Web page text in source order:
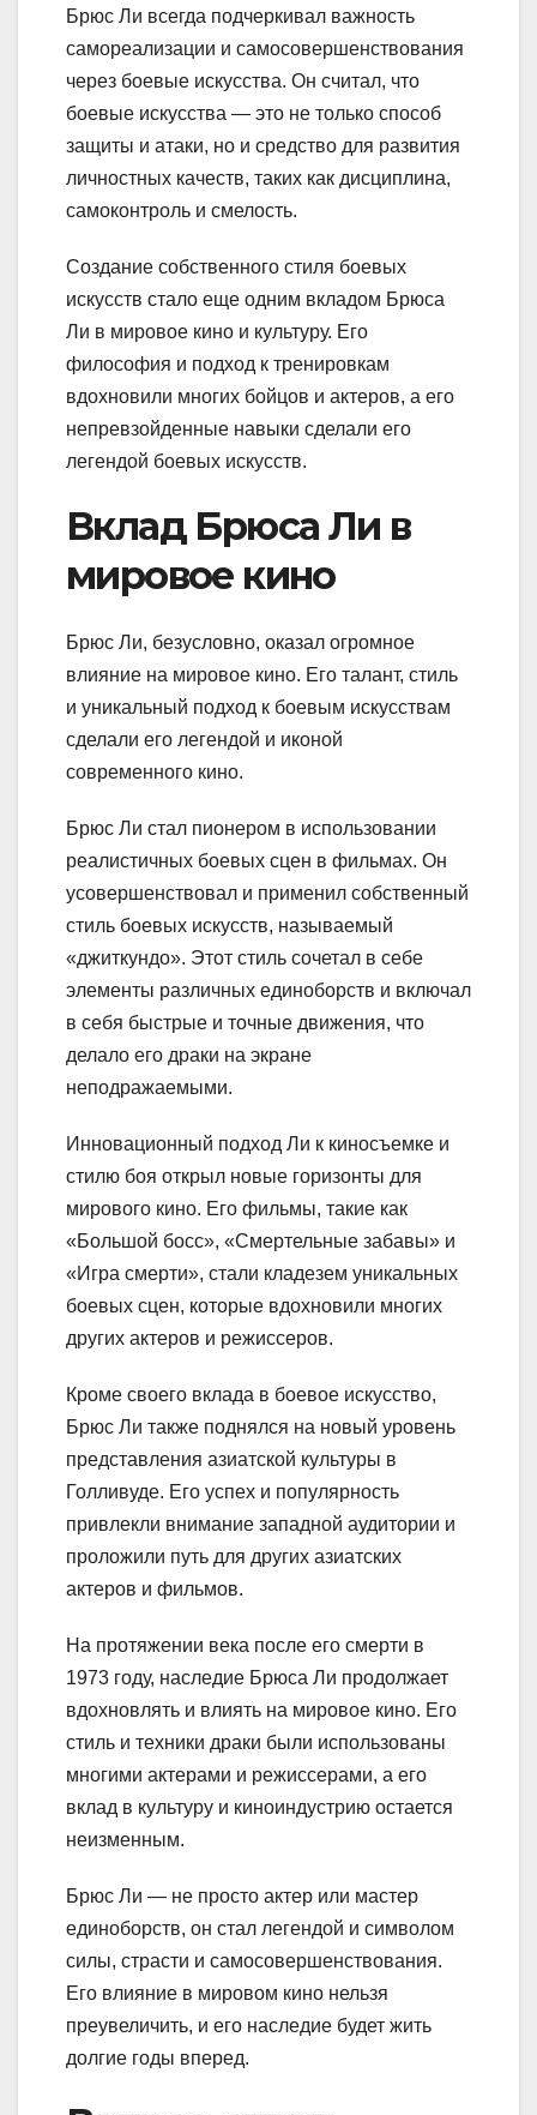
Брюс Ли всегда подчеркивал важность
самореализации и самосовершенствования
через боевые искусства. Он считал, что
боевые искусства — это не только способ
защиты и атаки, но и средство для развития
личностных качеств, таких как дисциплина,
самоконтроль и смелость.
Создание собственного стиля боевых
искусств стало еще одним вкладом Брюса
Ли в мировое кино и культуру. Его
философия и подход к тренировкам
вдохновили многих бойцов и актеров, а его
непревзойденные навыки сделали его
легендой боевых искусств.
Вклад Брюса Ли в
мировое кино
Брюс Ли, безусловно, оказал огромное
влияние на мировое кино. Его талант, стиль
и уникальный подход к боевым искусствам
сделали его легендой и иконой
современного кино.
Брюс Ли стал пионером в использовании
реалистичных боевых сцен в фильмах. Он
усовершенствовал и применил собственный
стиль боевых искусств, называемый
«джиткундо». Этот стиль сочетал в себе
элементы различных единоборств и включал
в себя быстрые и точные движения, что
делало его драки на экране
неподражаемыми.
Инновационный подход Ли к киносъемке и
стилю боя открыл новые горизонты для
мирового кино. Его фильмы, такие как
«Большой босс», «Смертельные забавы» и
«Игра смерти», стали кладезем уникальных
боевых сцен, которые вдохновили многих
других актеров и режиссеров.
Кроме своего вклада в боевое искусство,
Брюс Ли также поднялся на новый уровень
представления азиатской культуры в
Голливуде. Его успех и популярность
привлекли внимание западной аудитории и
проложили путь для других азиатских
актеров и фильмов.
На протяжении века после его смерти в
1973 году, наследие Брюса Ли продолжает
вдохновлять и влиять на мировое кино. Его
стиль и техники драки были использованы
многими актерами и режиссерами, а его
вклад в культуру и киноиндустрию остается
неизменным.
Брюс Ли — не просто актер или мастер
единоборств, он стал легендой и символом
силы, страсти и самосовершенствования.
Его влияние в мировом кино нельзя
преувеличить, и его наследие будет жить
долгие годы вперед.